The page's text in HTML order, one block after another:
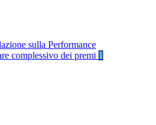
sulla Performance
complessivo dei premi 1